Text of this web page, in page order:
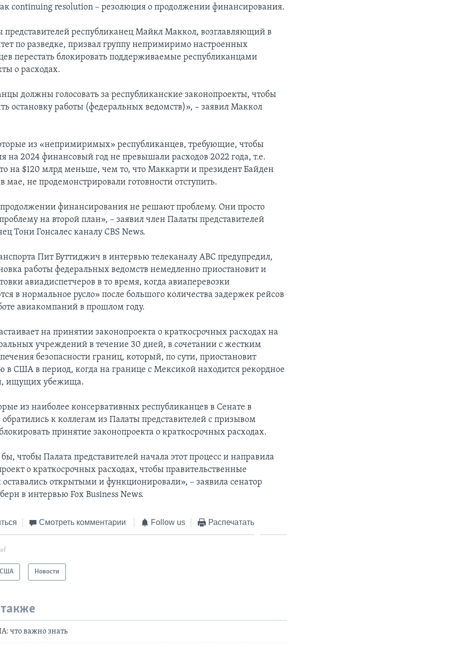
continuing resolution – резолюция о продолжении финансирования.
представителей республиканец Майкл Маккол, возглавляющий в
по разведке, призвал группу непримиримо настроенных
перестать блокировать поддерживаемые республиканцами
о расходах.
должны голосовать за республиканские законопроекты, чтобы
остановку работы (федеральных ведомств)», – заявил Маккол
из «непримиримых» республиканцев, требующие, чтобы
на 2024 финансовый год не превышали расходов 2022 года, т.е.
на $120 млрд меньше, чем то, что Маккарти и президент Байден
в мае, не продемонстрировали готовности отступить.
финансирования не решают проблему. Они просто
на второй план», – заявил член Палаты представителей
Тони Гонсалес каналу CBS News.
Пит Буттиджич в интервью телеканалу ABC предупредил,
работы федеральных ведомств немедленно приостановит и
авиадиспетчеров в то время, когда авиаперевозки
в нормальное русло» после большого количества задержек рейсов
авиакомпаний в прошлом году.
на принятии законопроекта о краткосрочных расходах на
учреждений в течение 30 дней, в сочетании с жестким
безопасности границ, который, по сути, приостановит
США в период, когда на границе с Мексикой находится рекордное
ищущих убежища.
из наиболее консервативных республиканцев в Сенате в
обратились к коллегам из Палаты представителей с призывом
принятие законопроекта о краткосрочных расходах.
чтобы Палата представителей начала этот процесс и направила
о краткосрочных расходах, чтобы правительственные
открытыми и функционировали», – заявила сенатор
в интервью Fox Business News.
Смотреть комментарии Follow us Распечатать
США Новости
что важно знать